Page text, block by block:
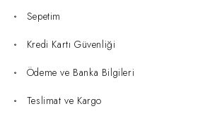
Sepetim
Kredi Kartı Güvenliği
Ödeme ve Banka Bilgileri
Teslimat ve Kargo